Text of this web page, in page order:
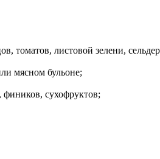
томатов, листовой зелени,
мясном бульоне;
сухофруктов;